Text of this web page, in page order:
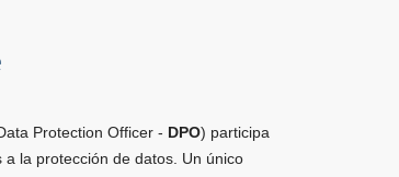
Protection Officer - DPO) participa
a la protección de datos. Un único